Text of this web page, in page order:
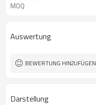
MOQ
Auswertung
BEWERTUNG HINZUFÜGEN
Darstellung